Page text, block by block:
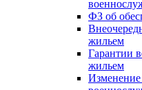
ФЗ об
жильем
Гарантии
жильем
Изменение